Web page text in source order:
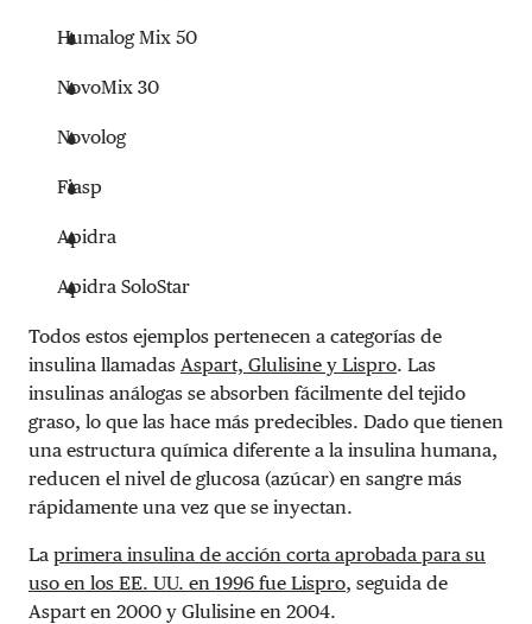
Humalog Mix 50
NovoMix 30
Novolog
Fiasp
Apidra
Apidra SoloStar
Todos estos ejemplos pertenecen a categorías de
insulina llamadas Aspart, Glulisine y Lispro. Las
insulinas análogas se absorben fácilmente del tejido
graso, lo que las hace más predecibles. Dado que tienen
una estructura química diferente a la insulina humana,
reducen el nivel de glucosa (azúcar) en sangre más
rápidamente una vez que se inyectan.
La primera insulina de acción corta aprobada para su
uso en los EE. UU. en 1996 fue Lispro, seguida de
Aspart en 2000 y Glulisine en 2004.